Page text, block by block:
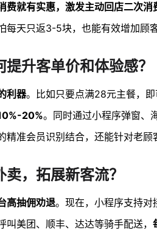
费就有实惠，激发主动回店二次消
天只返3-5块，也能有效增加顾
升客单价和体验感？
利器。比如只要点满28元主餐，
20%。同时通过小程序弹窗、
准会员识别结合，还能针对老顾
，拓展新客流？
高抽佣劝退。现在，小程序支持对
美团、顺丰、达达等骑手配送，